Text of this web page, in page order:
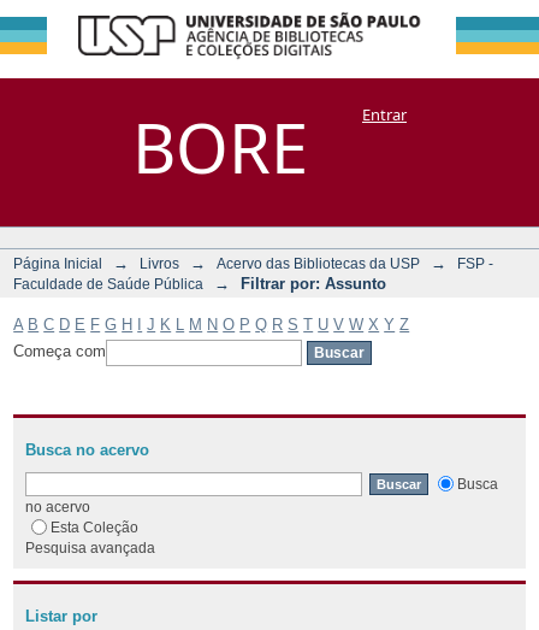
BORE
Filtrar por:
Assunto
DSpace/Manakin + CoriscoEntrar
Página Inicial → Livros → Acervo das Bibliotecas da USP →
FSP -
Faculdade de Saúde Pública
→ Filtrar por: Assunto
A B C D E F G H J K M N O P Q R S T U V W X Y Z
Começa com
Busca no acervo
Busca
no acervo
Esta Coleção
Pesquisa avançada
Listar por